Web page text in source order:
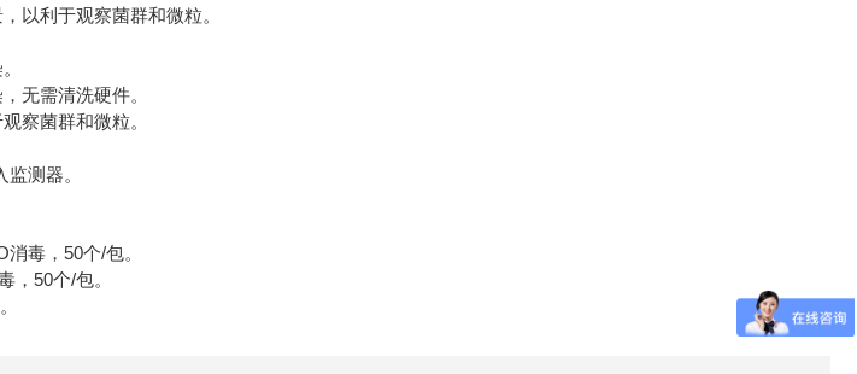
以利于观察菌群和微粒。
无需清洗硬件。
察菌群和微粒。
测器。
毒，50个/包。
，50个/包。